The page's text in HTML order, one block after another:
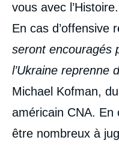
vous avec l’Histoire.
En cas d’offensive
seront encouragés
l’Ukraine reprenne
Michael Kofman,
américain CNA. En
être nombreux à